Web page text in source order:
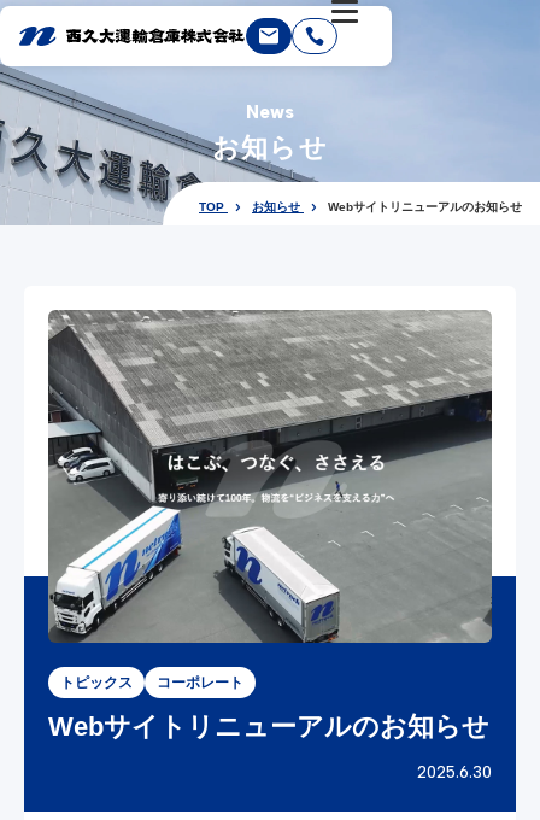
News
お知らせ
TOP お知らせ Webサイトリニューアルのお知らせ
トピックス コーポレート
Webサイトリニューアルのお知らせ
2025.6.30